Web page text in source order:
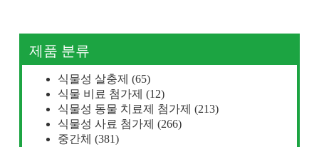
제품 분류
식물성 살충제 (65)
식물 비료 첨가제 (12)
식물성 동물 치료제 첨가제 (213)
식물성 사료 첨가제 (266)
중간체 (381)